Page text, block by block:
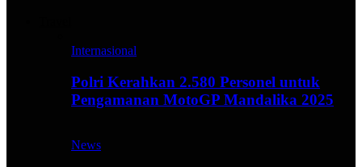
Internasional
Polri Kerahkan 2.580 Personel untuk
Pengamanan MotoGP Mandalika 2025
News